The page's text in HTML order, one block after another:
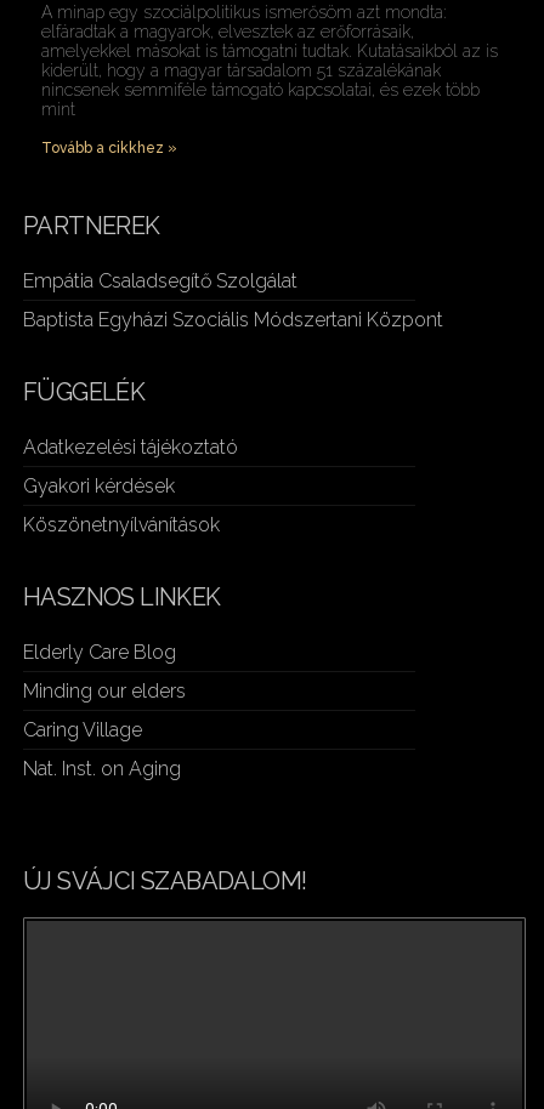
A minap egy szociálpolitikus ismerősöm azt mondta:
elfáradtak a magyarok, elvesztek az erőforrásaik,
amelyekkel másokat is támogatni tudtak. Kutatásaikból az is
kiderült, hogy a magyar társadalom 51 százalékának
nincsenek semmiféle támogató kapcsolatai, és ezek több
mint
Tovább a cikkhez »
PARTNEREK
Empátia Csaladsegítő Szolgálat
Baptista Egyházi Szociális Módszertani Központ
FÜGGELÉK
Adatkezelési tájékoztató
Gyakori kérdések
Köszönetnyílvánítások
HASZNOS LINKEK
Elderly Care Blog
Minding our elders
Caring Village
Nat. Inst. on Aging
ÚJ SVÁJCI SZABADALOM!